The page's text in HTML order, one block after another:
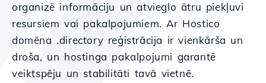
organizē informāciju un atvieglo ātru piekļuvi
resursiem vai pakalpojumiem. Ar Hostico
domēna .directory reģistrācija ir vienkārša un
droša, un hostinga pakalpojumi garantē
veiktspēju un stabilitāti tavā vietnē.